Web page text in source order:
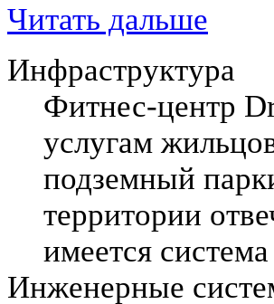
Читать дальше
Инфраструктура
Фитнес-центр
услугам
подземный
территории
имеется
Инженерные